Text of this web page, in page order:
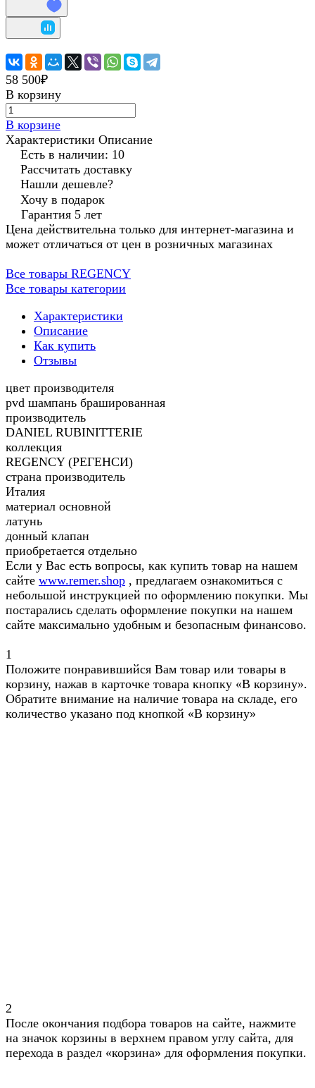
58 500₽
В корзину
В корзине
Характеристики Описание
Есть в наличии: 10
Рассчитать доставку
Нашли дешевле?
Хочу в подарок
Гарантия 5 лет
Цена действительна только для интернет-магазина и
может отличаться от цен в розничных магазинах
Все товары REGENCY
Все товары категории
Характеристики
Описание
Как купить
Отзывы
цвет производителя
pvd шампань брашированная
производитель
DANIEL RUBINITTERIE
коллекция
REGENCY (РЕГЕНСИ)
страна производитель
Италия
материал основной
латунь
донный клапан
приобретается отдельно
Если у Вас есть вопросы, как купить товар на нашем
сайте www.remer.shop , предлагаем ознакомиться с
небольшой инструкцией по оформлению покупки. Мы
постарались сделать оформление покупки на нашем
сайте максимально удобным и безопасным финансово.
1
Положите понравившийся Вам товар или товары в
корзину, нажав в карточке товара кнопку «В корзину».
Обратите внимание на наличие товара на складе, его
количество указано под кнопкой «В корзину»
2
После окончания подбора товаров на сайте, нажмите
на значок корзины в верхнем правом углу сайта, для
перехода в раздел «корзина» для оформления покупки.